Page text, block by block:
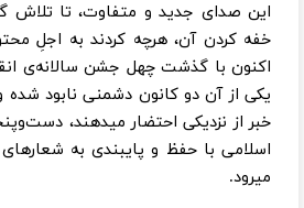
این صدای جدید و متفاوت، تا تلاش
خفه کردن آن، هرچه کردند به اجلِ
اکنون با گذشت چهل جشن سالانه‌ی
یکی از آن دو کانون دشمنی نابود شده
خبر از نزدیکی احتضار میدهند،
اسلامی با حفظ و پایبندی به
میرود.